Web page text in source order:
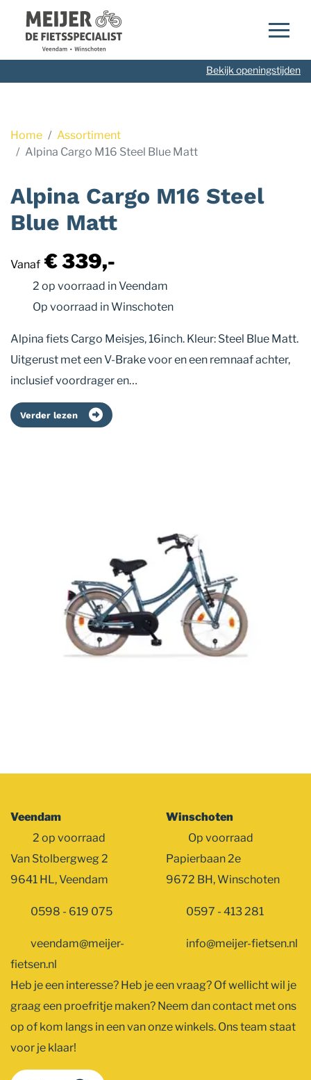
Navigatie
Bekijk openingstijden
Home
Assortiment
Alpina Cargo M16 Steel Blue Matt
Alpina Cargo M16 Steel
Blue Matt
Vanaf € 339,-
2 op voorraad in Veendam
Op voorraad in Winschoten
Alpina fiets Cargo Meisjes, 16inch. Kleur: Steel Blue Matt.
Uitgerust met een V-Brake voor en een remnaaf achter,
inclusief voordrager en…
Verder lezen
Veendam
2 op voorraad
Van Stolbergweg 2
9641 HL, Veendam
0598 - 619 075
veendam@meijer-
fietsen.nl
Winschoten
Op voorraad
Papierbaan 2e
9672 BH, Winschoten
0597 - 413 281
info@meijer-fietsen.nl
Heb je een interesse? Heb je een vraag? Of wellicht wil je
graag een proefritje maken? Neem dan contact met ons
op of kom langs in een van onze winkels. Ons team staat
voor je klaar!